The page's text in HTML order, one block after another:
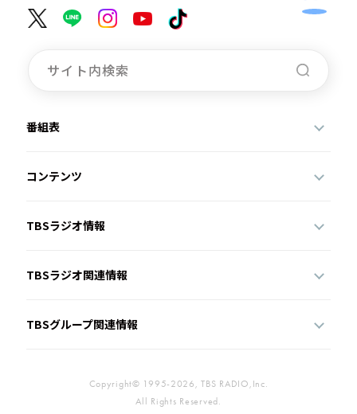
番組表
コンテンツ
TBSラジオ情報
TBSラジオ関連情報
TBSグループ関連情報
Copyright© 1995-2026, TBS RADIO,Inc.
All Rights Reserved.